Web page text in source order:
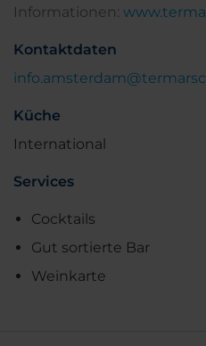
Informationen:
Kontaktdaten
Küche
International
Services
Cocktails
Gut sortierte Bar
Weinkarte